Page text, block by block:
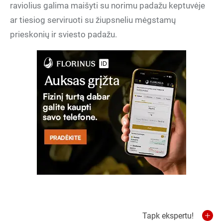
raviolius galima maišyti su norimu padažu keptuvėje
ar tiesiog serviruoti su žiupsneliu mėgstamų
prieskonių ir sviesto padažu.
Tapk ekspertu!